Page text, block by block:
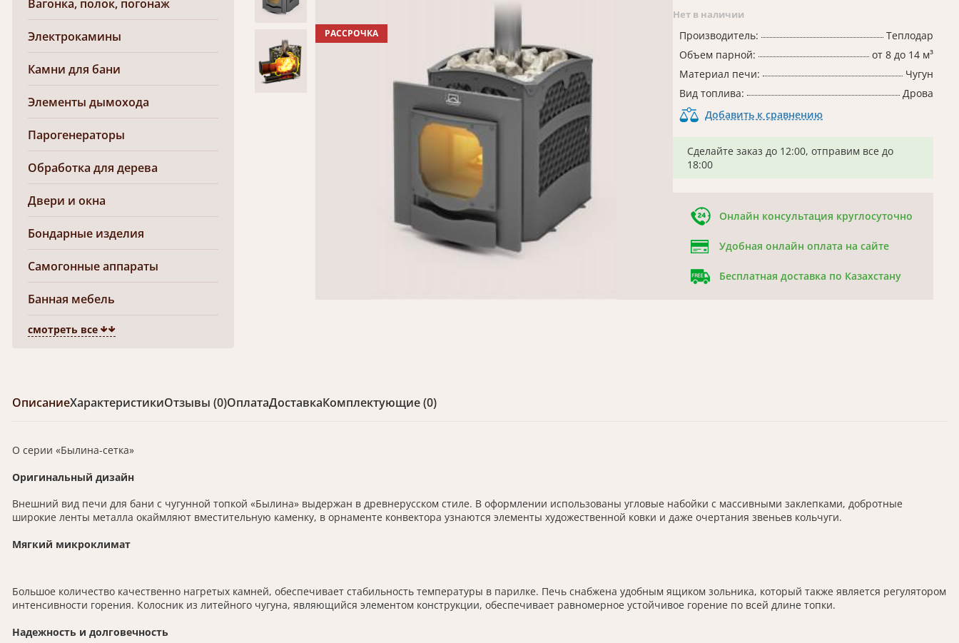
Вагонка, полок, погонаж
Электрокамины
Камни для бани
Элементы дымохода
Парогенераторы
Обработка для дерева
Двери и окна
Бондарные изделия
Самогонные аппараты
Банная мебель
смотреть все
РАССРОЧКА
Нет в наличии
Производитель:
Теплодар
Объем парной:
от 8 до 14 м³
Материал печи:
Чугун
Вид топлива:
Дрова
Добавить к сравнению
Сделайте заказ до 12:00, отправим все до
18:00
Онлайн консультация круглосуточно
Удобная онлайн оплата на сайте
Бесплатная доставка по Казахстану
ОписаниеХарактеристикиОтзывы (0)ОплатаДоставкаКомплектующие (0)
О серии «Былина-сетка»
Оригинальный дизайн
Внешний вид печи для бани с чугунной топкой «Былина» выдержан в древнерусском стиле. В оформлении использованы угловые набойки с массивными заклепками, добротные
широкие ленты металла окаймляют вместительную каменку, в орнаменте конвектора узнаются элементы художественной ковки и даже очертания звеньев кольчуги.
Мягкий микроклимат
Большое количество качественно нагретых камней, обеспечивает стабильность температуры в парилке. Печь снабжена удобным ящиком зольника, который также является регулятором
интенсивности горения. Колосник из литейного чугуна, являющийся элементом конструкции, обеспечивает равномерное устойчивое горение по всей длине топки.
Надежность и долговечность